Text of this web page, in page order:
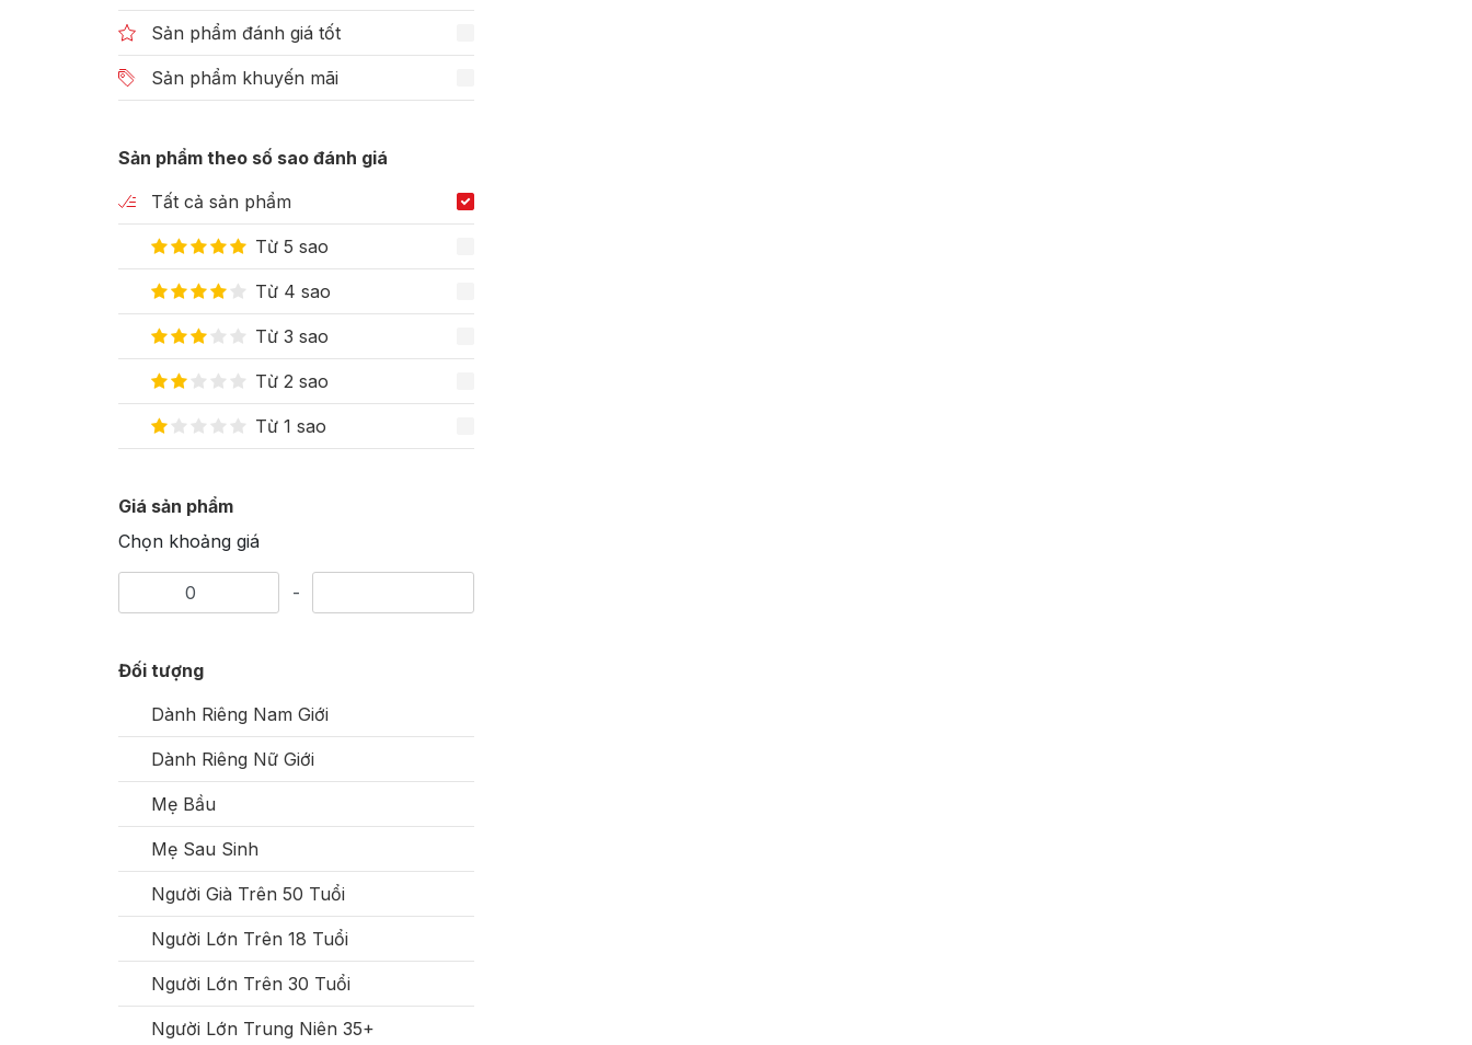
Sản phẩm đánh giá tốt
Sản phẩm khuyến mãi
Sản phẩm theo số sao đánh giá
Tất cả sản phẩm
Từ 5 sao
Từ 4 sao
Từ 3 sao
Từ 2 sao
Từ 1 sao
Giá sản phẩm
Chọn khoảng giá
-
Đối tượng
Dành Riêng Nam Giới
Dành Riêng Nữ Giới
Mẹ Bầu
Mẹ Sau Sinh
Người Già Trên 50 Tuổi
Người Lớn Trên 18 Tuổi
Người Lớn Trên 30 Tuổi
Người Lớn Trung Niên 35+